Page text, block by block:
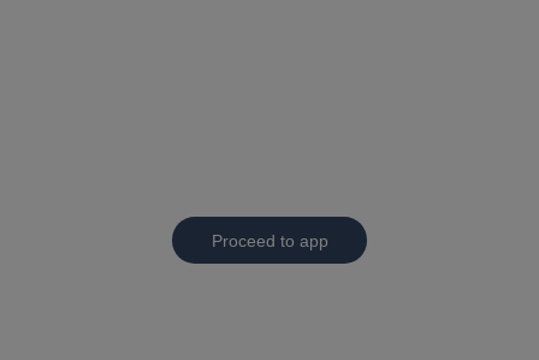
Proceed to app